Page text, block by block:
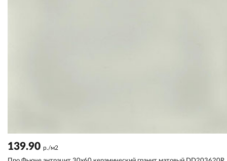
139.90 р./м2